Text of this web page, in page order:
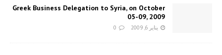
Greek Business Delegation to Syria, on October
05-09, 2009
يناير 6, 2009 0